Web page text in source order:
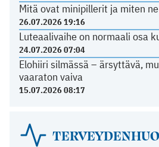
Mitä ovat minipillerit ja miten
26.07.2026 19:16
Luteaalivaihe on normaali osa
24.07.2026 07:04
Elohiiri silmässä – ärsyttävä,
vaaraton vaiva
15.07.2026 08:17